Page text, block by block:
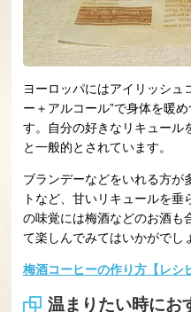
ヨーロッパにはアイリッシュ
ー＋アルコール”で身体を暖
す。自分の好きなリキュール
と一般的とされています。
ブランデーなどをいれる方が
トなど、甘いリキュールを垂
の味覚には梅酒などのお酒も
て楽しんでみてはいかがでし
梅酒コーヒーの作り方【レシ
温まりたい時にお